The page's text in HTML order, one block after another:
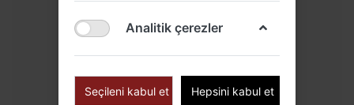
Analitik çerezler
Seçileni kabul et Hepsini kabul et